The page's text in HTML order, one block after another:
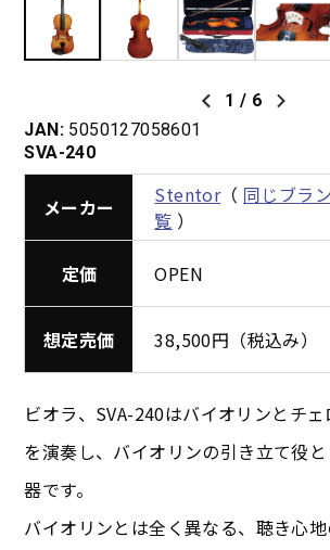
1 / 6
JAN: 5050127058601
SVA-240
メーカー Stentor（ 同じブラ
覧 ）
定価 OPEN
想定売価 38,500円（税込み）
ビオラ、SVA-240はバイオリンとチ
を演奏し、バイオリンの引き立て役
器です。
バイオリンとは全く異なる、聴き心